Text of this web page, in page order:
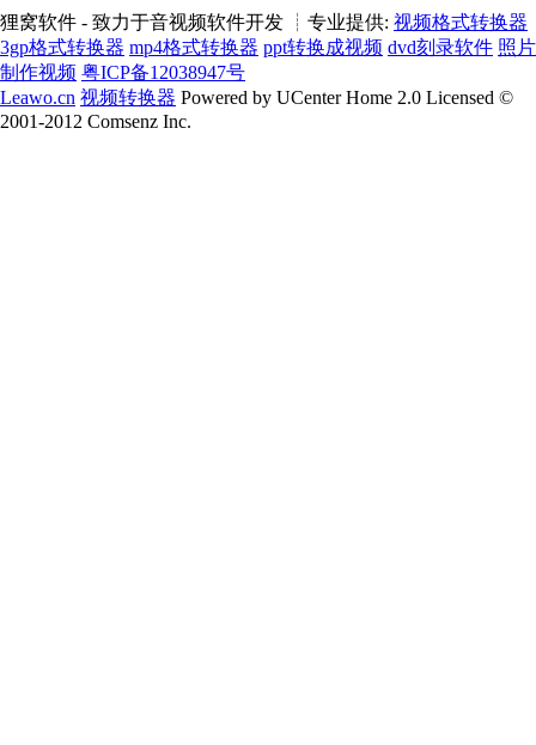
狸窝软件 - 致力于音视频软件开发 ┊专业提供: 视频格式转换器
3gp格式转换器 mp4格式转换器 ppt转换成视频 dvd刻录软件 照片
制作视频 粤ICP备12038947号
Leawo.cn 视频转换器 Powered by UCenter Home 2.0 Licensed ©
2001-2012 Comsenz Inc.